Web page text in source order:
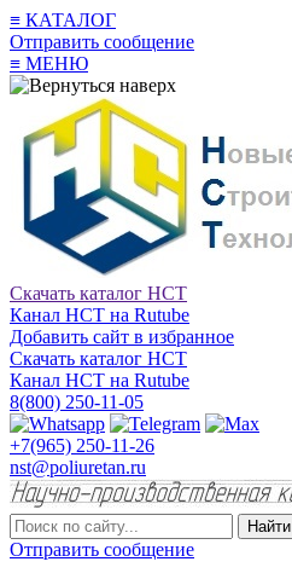
≡ КАТАЛОГ
Отправить сообщение
≡ МЕНЮ
Скачать каталог НСТ
Канал НСТ на Rutube
Добавить сайт в избранное
Скачать каталог НСТ
Канал НСТ на Rutube
8(800) 250-11-05
+7(965) 250-11-26
nst@poliuretan.ru
Найти
Отправить сообщение